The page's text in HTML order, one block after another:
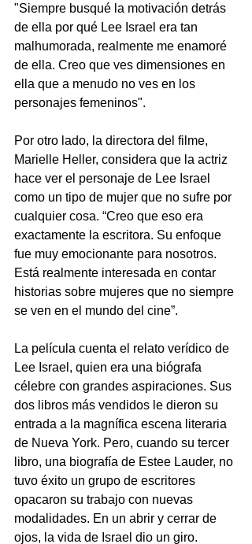
"Siempre busqué la motivación detrás
de ella por qué Lee Israel era tan
malhumorada, realmente me enamoré
de ella. Creo que ves dimensiones en
ella que a menudo no ves en los
personajes femeninos".
Por otro lado, la directora del filme,
Marielle Heller, considera que la actriz
hace ver el personaje de Lee Israel
como un tipo de mujer que no sufre por
cualquier cosa. “Creo que eso era
exactamente la escritora. Su enfoque
fue muy emocionante para nosotros.
Está realmente interesada en contar
historias sobre mujeres que no siempre
se ven en el mundo del cine”.
La película cuenta el relato verídico de
Lee Israel, quien era una biógrafa
célebre con grandes aspiraciones. Sus
dos libros más vendidos le dieron su
entrada a la magnífica escena literaria
de Nueva York. Pero, cuando su tercer
libro, una biografía de Estee Lauder, no
tuvo éxito un grupo de escritores
opacaron su trabajo con nuevas
modalidades. En un abrir y cerrar de
ojos, la vida de Israel dio un giro.